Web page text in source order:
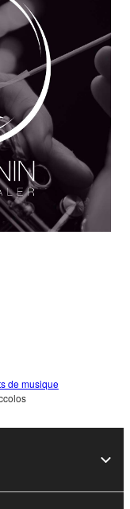
de musique